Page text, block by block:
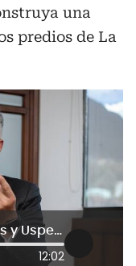
una
predios de La
Inpec necesita colchones y Uspec envía alarmas: MinJusticia por reforma carcelaria
12:02